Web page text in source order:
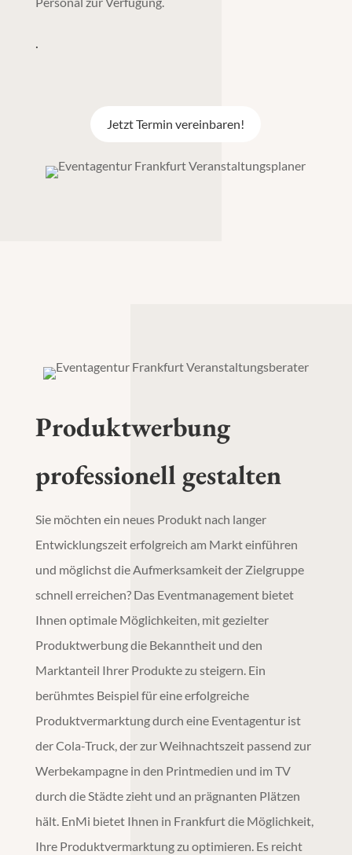
.
Jetzt Termin vereinbaren!
Produktwerbung
professionell gestalten
Sie möchten ein neues Produkt nach langer
Entwicklungszeit erfolgreich am Markt einführen
und möglichst die Aufmerksamkeit der Zielgruppe
schnell erreichen? Das Eventmanagement bietet
Ihnen optimale Möglichkeiten, mit gezielter
Produktwerbungdie Bekanntheit und den
Marktanteil Ihrer Produkte zu steigern. Ein
berühmtes Beispiel für eine erfolgreiche
Produktvermarktungdurch eine Eventagenturist
der Cola-Truck, der zur Weihnachtszeit passend zur
Werbekampagne in den Printmedien und im TV
durch die Städte zieht und an prägnanten Plätzen
hält. EnMi bietet Ihnen in Frankfurtdie Möglichkeit,
Ihre Produktvermarktungzu optimieren. Es reicht